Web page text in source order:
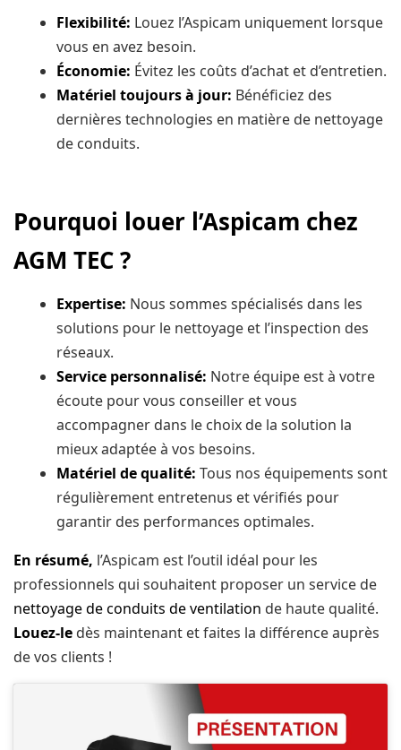
Flexibilité: Louez l’Aspicam uniquement lorsque
vous en avez besoin.
Économie: Évitez les coûts d’achat et d’entretien.
Matériel toujours à jour: Bénéficiez des
dernières technologies en matière de nettoyage
de conduits.
Pourquoi louer l’Aspicam chez
AGM TEC ?
Expertise: Nous sommes spécialisés dans les
solutions pour le nettoyage et l’inspection des
réseaux.
Service personnalisé: Notre équipe est à votre
écoute pour vous conseiller et vous
accompagner dans le choix de la solution la
mieux adaptée à vos besoins.
Matériel de qualité: Tous nos équipements sont
régulièrement entretenus et vérifiés pour
garantir des performances optimales.
En résumé, l’Aspicam est l’outil idéal pour les
professionnels qui souhaitent proposer un service de
nettoyage de conduits de ventilation de haute qualité.
Louez-le dès maintenant et faites la différence auprès
de vos clients !